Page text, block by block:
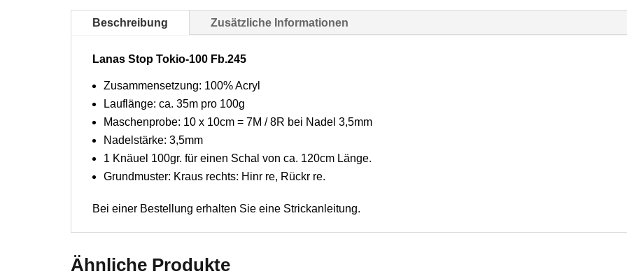
Beschreibung Zusätzliche Informationen
Lanas Stop Tokio-100 Fb.245
Zusammensetzung: 100% Acryl
Lauflänge: ca. 35m pro 100g
Maschenprobe: 10 x 10cm = 7M / 8R bei Nadel 3,5mm
Nadelstärke: 3,5mm
1 Knäuel 100gr. für einen Schal von ca. 120cm Länge.
Grundmuster: Kraus rechts: Hinr re, Rückr re.
Bei einer Bestellung erhalten Sie eine Strickanleitung.
Ähnliche Produkte